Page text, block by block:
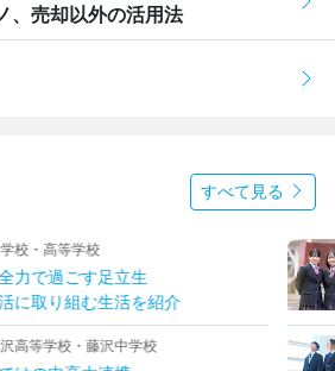
、売却以外の活用法
すべて見る
中学校高等学校
双子姉妹の学校生活
なりたいを叶える学校
王子中学校・高等学校